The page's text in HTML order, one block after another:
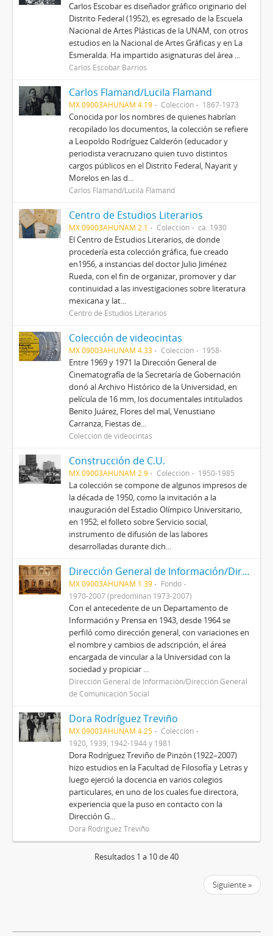
Carlos Escobar es diseñador gráfico originario del
Distrito Federal (1952), es egresado de la Escuela
Nacional de Artes Plásticas de la UNAM, con otros
estudios en la Nacional de Artes Gráficas y en La
Esmeralda. Ha impartido asignaturas del área ...
Carlos Escobar Barrios
Carlos Flamand/Lucila Flamand
MX 09003AHUNAM 4.19 Colección 1867-1973
Conocida por los nombres de quienes habrían
recopilado los documentos, la colección se refiere
a Leopoldo Rodríguez Calderón (educador y
periodista veracruzano quien tuvo distintos
cargos públicos en el Distrito Federal, Nayarit y
Morelos en las d...
Carlos Flamand/Lucila Flamand
Centro de Estudios Literarios
MX 09003AHUNAM 2.1 Colección ca. 1930
El Centro de Estudios Literarios, de donde
procedería esta colección gráfica, fue creado
en1956, a instancias del doctor Julio Jiménez
Rueda, con el fin de organizar, promover y dar
continuidad a las investigaciones sobre literatura
mexicana y lat...
Centro de Estudios Literarios
Colección de videocintas
MX 09003AHUNAM 4.33 Colección 1958-
Entre 1969 y 1971 la Dirección General de
Cinematografía de la Secretaría de Gobernación
donó al Archivo Histórico de la Universidad, en
película de 16 mm, los documentales intitulados
Benito Juárez, Flores del mal, Venustiano
Carranza, Fiestas de...
Colección de videocintas
Construcción de C.U.
MX 09003AHUNAM 2.9 Colección 1950-1985
La colección se compone de algunos impresos de
la década de 1950, como la invitación a la
inauguración del Estadio Olímpico Universitario,
en 1952; el folleto sobre Servicio social,
instrumento de difusión de las labores
desarrolladas durante dich...
Dirección General de Información/Dirección General de Comunicación Social
MX 09003AHUNAM 1.39
Fondo
1970-2007 (predominan 1973-2007)
Con el antecedente de un Departamento de
Información y Prensa en 1943, desde 1964 se
perfiló como dirección general, con variaciones en
el nombre y cambios de adscripción, el área
encargada de vincular a la Universidad con la
sociedad y propiciar ...
Dirección General de Información/Dirección General
de Comunicación Social
Dora Rodríguez Treviño
MX 09003AHUNAM 4.25
Colección
1920, 1939, 1942-1944 y 1981
Dora Rodríguez Treviño de Pinzón (1922–2007)
hizo estudios en la Facultad de Filosofía y Letras y
luego ejerció la docencia en varios colegios
particulares, en uno de los cuales fue directora,
experiencia que la puso en contacto con la
Dirección G...
Dora Rodríguez Treviño
Resultados 1 a 10 de 40
Siguiente »